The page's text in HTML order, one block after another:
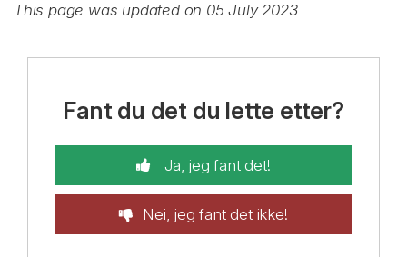
This page was updated on 05 July 2023
Fant du det du lette etter?
Ja, jeg fant det!
Nei, jeg fant det ikke!